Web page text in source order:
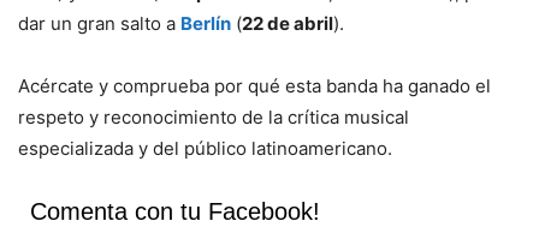
dar un gran salto a Berlín (22 de abril).
Acércate y comprueba por qué esta banda ha ganado el
respeto y reconocimiento de la crítica musical
especializada y del público latinoamericano.
Comenta con tu Facebook!